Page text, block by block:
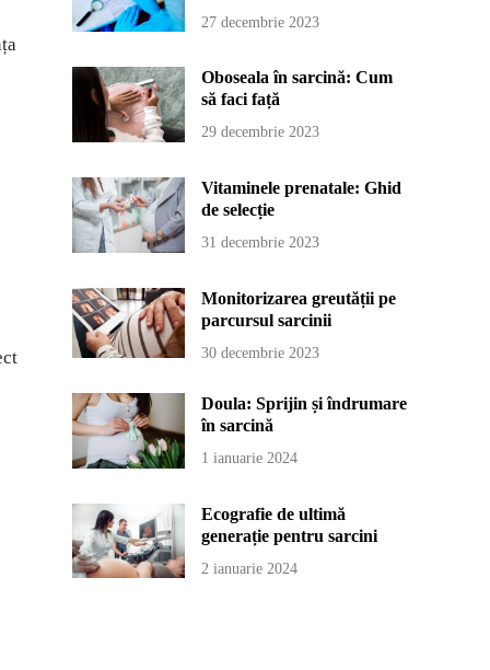
27 decembrie 2023
Oboseala în sarcină: Cum
să faci față
29 decembrie 2023
Vitaminele prenatale: Ghid
de selecție
31 decembrie 2023
Monitorizarea greutății pe
parcursul sarcinii
30 decembrie 2023
Doula: Sprijin și îndrumare
în sarcină
1 ianuarie 2024
Ecografie de ultimă
generație pentru sarcini
2 ianuarie 2024